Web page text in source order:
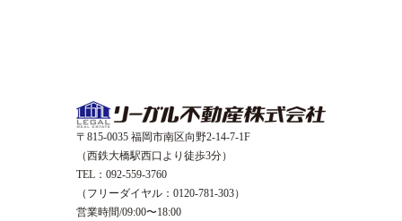
〒815-0035 福岡市南区向野2-14-7-1F
（西鉄大橋駅西口より徒歩3分）
TEL：092-559-3760
（フリーダイヤル：0120-781-303）
営業時間/09:00〜18:00